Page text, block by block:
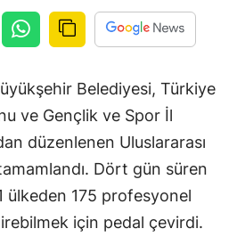
Belediyesi, Türkiye
ve Gençlik ve Spor İl
düzenlenen Uluslararası
Dört gün süren
ülkeden 175 profesyonel
için pedal çevirdi.